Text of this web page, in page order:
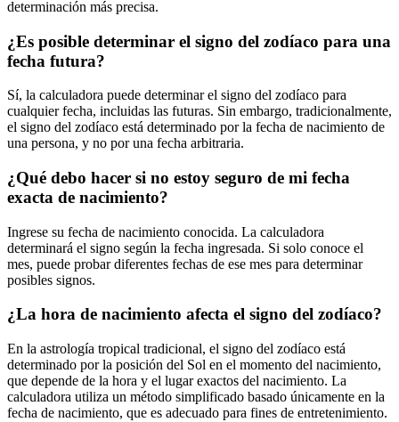
determinación más precisa.
¿Es posible determinar el signo del zodíaco para una
fecha futura?
Sí, la calculadora puede determinar el signo del zodíaco para
cualquier fecha, incluidas las futuras. Sin embargo, tradicionalmente,
el signo del zodíaco está determinado por la fecha de nacimiento de
una persona, y no por una fecha arbitraria.
¿Qué debo hacer si no estoy seguro de mi fecha
exacta de nacimiento?
Ingrese su fecha de nacimiento conocida. La calculadora
determinará el signo según la fecha ingresada. Si solo conoce el
mes, puede probar diferentes fechas de ese mes para determinar
posibles signos.
¿La hora de nacimiento afecta el signo del zodíaco?
En la astrología tropical tradicional, el signo del zodíaco está
determinado por la posición del Sol en el momento del nacimiento,
que depende de la hora y el lugar exactos del nacimiento. La
calculadora utiliza un método simplificado basado únicamente en la
fecha de nacimiento, que es adecuado para fines de entretenimiento.